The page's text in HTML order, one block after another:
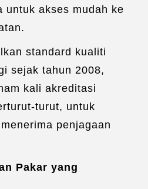
untuk akses mudah ke
standard kualiti
sejak tahun 2008,
kali akreditasi
turut, untuk
penjagaan
Pakar yang